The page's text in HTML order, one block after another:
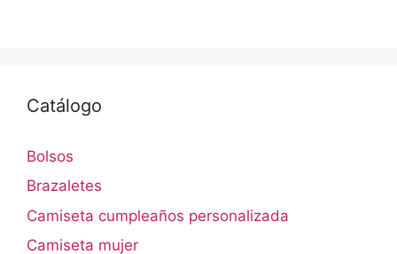
Catálogo
Bolsos
Brazaletes
Camiseta cumpleaños personalizada
Camiseta mujer